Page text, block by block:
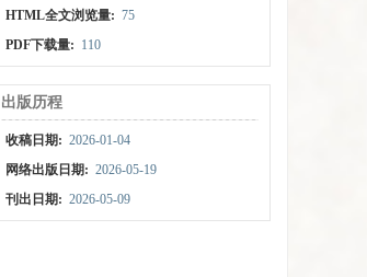
HTML全文浏览量: 75
PDF下载量: 110
出版历程
收稿日期: 2026-01-04
网络出版日期: 2026-05-19
刊出日期: 2026-05-09